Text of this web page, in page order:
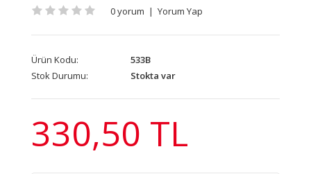
0 yorum | Yorum Yap
Ürün Kodu:
533B
Stok Durumu:
Stokta var
330,50 TL